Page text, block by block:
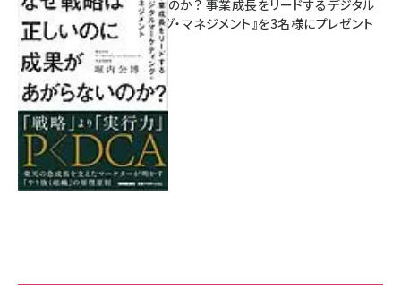
があがらないのか？ 事業成長をリードするデジタル
マーケティング・マネジメント』を3名様にプレゼント
8月7日 10:00